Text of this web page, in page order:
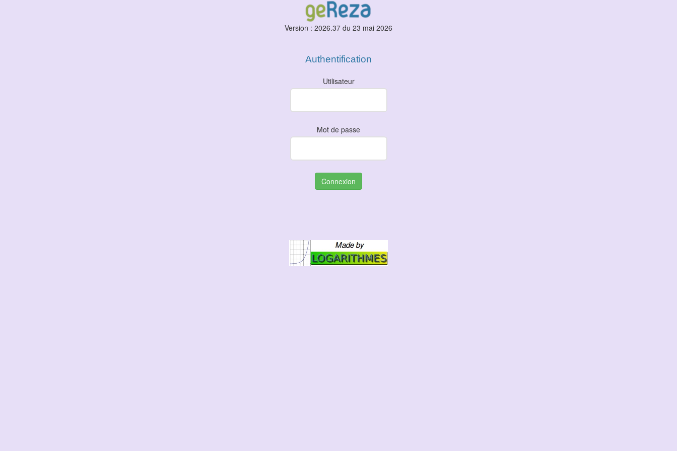
Version : 2026.37 du 23 mai 2026
Authentification
Utilisateur
Mot de passe
Connexion